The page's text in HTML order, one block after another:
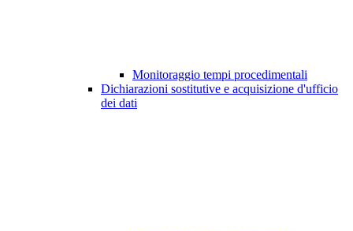
Monitoraggio tempi procedimentali
Dichiarazioni sostitutive e acquisizione d'ufficio
dei dati